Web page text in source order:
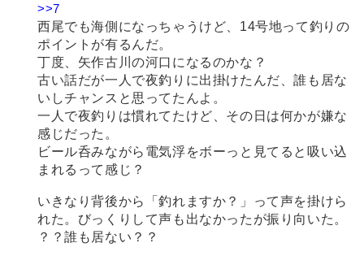
>>7
西尾でも海側になっちゃうけど、14号地って釣りの
ポイントが有るんだ。
丁度、矢作古川の河口になるのかな？
古い話だが一人で夜釣りに出掛けたんだ、誰も居な
いしチャンスと思ってたんよ。
一人で夜釣りは慣れてたけど、その日は何かが嫌な
感じだった。
ビール呑みながら電気浮をボーっと見てると吸い込
まれるって感じ？
いきなり背後から「釣れますか？」って声を掛けら
れた。びっくりして声も出なかったが振り向いた。
？？誰も居ない？？